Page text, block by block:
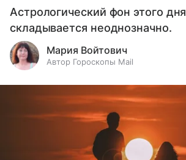
Астрологический фон этого дня
складывается неоднозначно.
Мария Войтович
Автор Гороскопы Mail